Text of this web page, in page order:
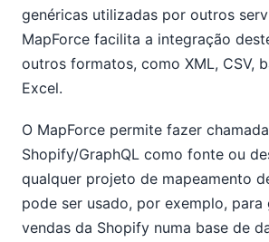
genéricas utilizadas por outros
MapForce facilita a integração
outros formatos, como XML, CSV,
Excel.
O MapForce permite fazer
Shopify/GraphQL como fonte ou
qualquer projeto de mapeamento
pode ser usado, por exemplo,
vendas da Shopify numa base de